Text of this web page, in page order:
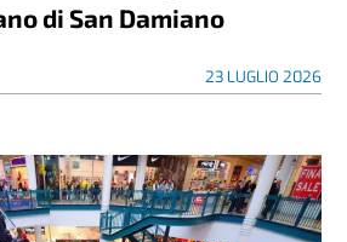
di San Damiano
23 LUGLIO 2026